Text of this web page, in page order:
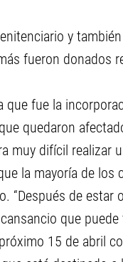
y
fueron donados
que fue la
quedaron
muy difícil realizar
la mayoría de los
“Después de
que
15 de abril